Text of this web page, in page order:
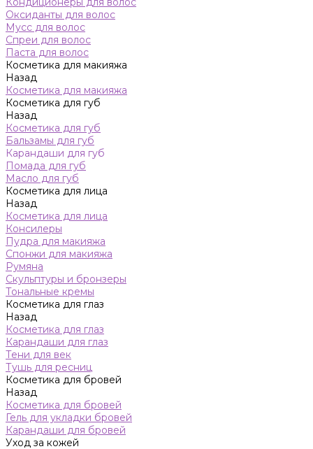
Оксиданты для волос
Мусс для волос
Спреи для волос
Паста для волос
Косметика для макияжа
Назад
Косметика для макияжа
Косметика для губ
Назад
Косметика для губ
Бальзамы для губ
Карандаши для губ
Помада для губ
Масло для губ
Косметика для лица
Назад
Косметика для лица
Консилеры
Пудра для макияжа
Спонжи для макияжа
Румяна
Скульптуры и бронзеры
Тональные кремы
Косметика для глаз
Назад
Косметика для глаз
Карандаши для глаз
Тени для век
Тушь для ресниц
Косметика для бровей
Назад
Косметика для бровей
Гель для укладки бровей
Карандаши для бровей
Уход за кожей